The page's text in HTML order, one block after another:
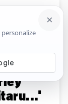
Komentari